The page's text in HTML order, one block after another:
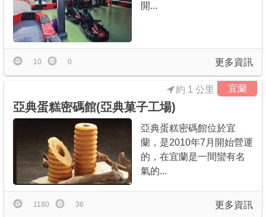
開...
更多資訊
10 0
宜蘭
亞典蛋糕密碼館(亞典菓子工場)
約 1 公里
亞典蛋糕密碼館位於宜
蘭，是2010年7月開始營運
的，在宜蘭是一間蠻有名
氣的...
更多資訊
1180 36